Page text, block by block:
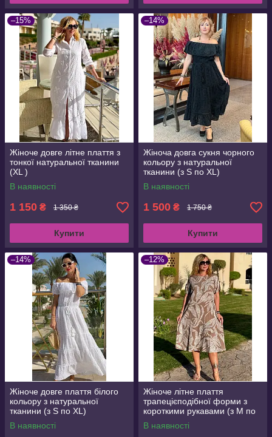
–15%
Жіноче довге літне плаття з
тонкої натуральної тканини
(XL )
В наявності
1 150 ₴ 1 350 ₴
Купити
–14%
Жіноча довга сукня чорного
кольору з натуральної
тканини (з S по XL)
В наявності
1 500 ₴ 1 750 ₴
Купити
–14%
Жіноче довге плаття білого
кольору з натуральної
тканини (з S по XL)
В наявності
–12%
Жіноче літне плаття
трапецієподібної форми з
короткими рукавами (з M по
3XL)
В наявності